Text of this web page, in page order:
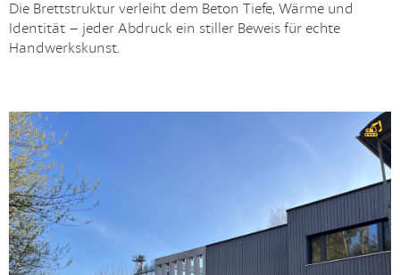
Die Brettstruktur verleiht dem Beton Tiefe, Wärme und
Identität – jeder Abdruck ein stiller Beweis für echte
Handwerkskunst.